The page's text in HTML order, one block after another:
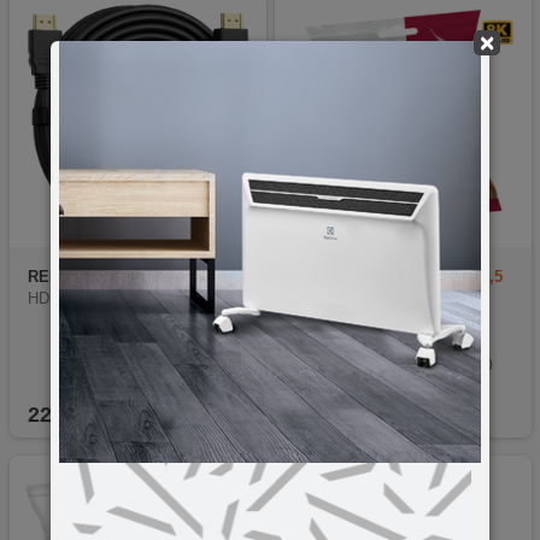
×
REDLINE RED HE-2000 ECO
HDMI kabel, 20 met.
22,90 KM
HDMI-8K/1,5
HDMI 2.1, 48 Gbps, 10K
8K@60Hz, 4K@120Hz
Ethernet funkcija, UHD i 3D
Pozlaćeni konektori, AWG30
Kompatibilan s novim Xbox X i PS5.
19,90KM